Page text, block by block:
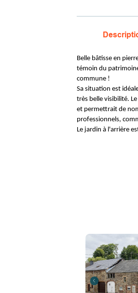
Belle bâtisse en
témoin du
commune !
Sa situation est
très belle visibilité.
et permettrait de
professionnels,
Le jardin à l'arrière
- le bâtiment de
- le bâtiment de
stockage à usage
dont la cave et les
bâtiment de droite.